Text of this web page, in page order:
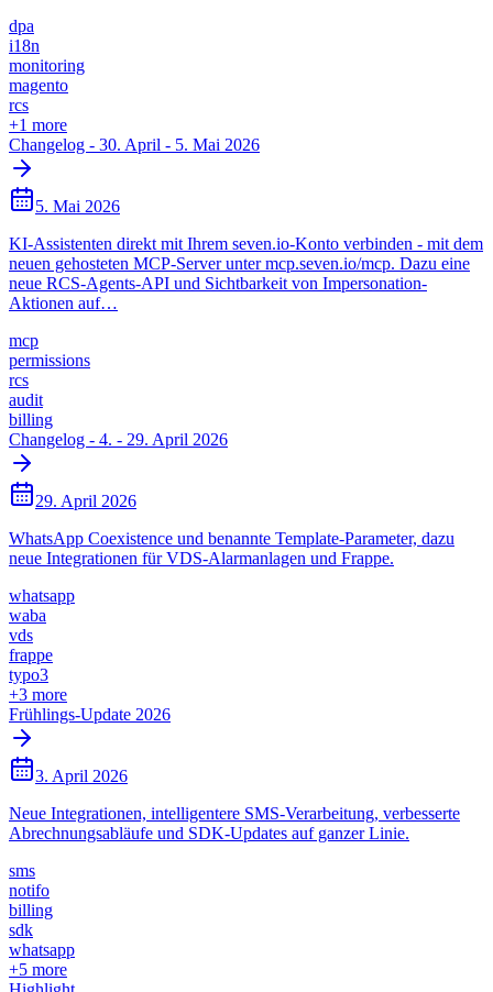
dpa
i18n
monitoring
magento
rcs
+1 more
Changelog - 30. April - 5. Mai 2026
5. Mai 2026
KI-Assistenten direkt mit Ihrem seven.io-Konto verbinden - mit dem
neuen gehosteten MCP-Server unter mcp.seven.io/mcp. Dazu eine
neue RCS-Agents-API und Sichtbarkeit von Impersonation-
Aktionen auf…
mcp
permissions
rcs
audit
billing
Changelog - 4. - 29. April 2026
29. April 2026
WhatsApp Coexistence und benannte Template-Parameter, dazu
neue Integrationen für VDS-Alarmanlagen und Frappe.
whatsapp
waba
vds
frappe
typo3
+3 more
Frühlings-Update 2026
3. April 2026
Neue Integrationen, intelligentere SMS-Verarbeitung, verbesserte
Abrechnungsabläufe und SDK-Updates auf ganzer Linie.
sms
notifo
billing
sdk
whatsapp
+5 more